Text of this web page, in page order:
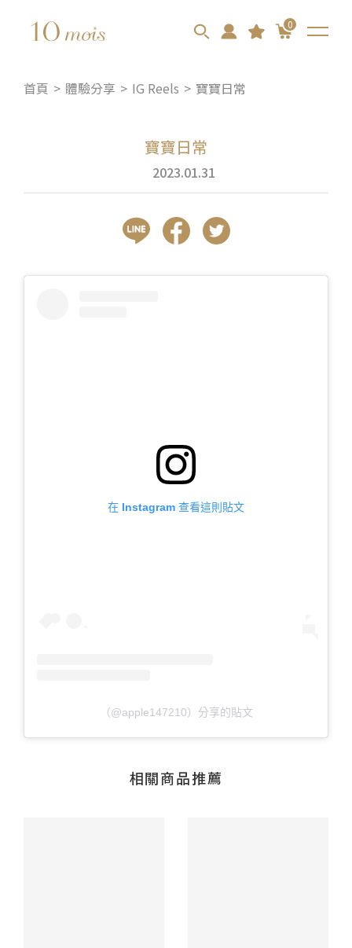
0
首頁 體驗分享 IG Reels 寶寶日常
寶寶日常
2023.01.31
在 Instagram 查看這則貼文
（@apple147210）分享的貼文
相關商品推薦